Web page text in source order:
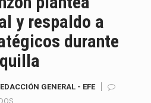
y respaldo a
durante
GENERAL - EFE